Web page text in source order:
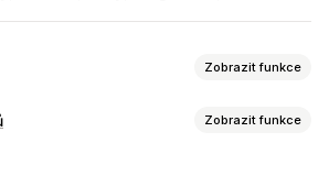
Zobrazit funkce
Zobrazit funkce